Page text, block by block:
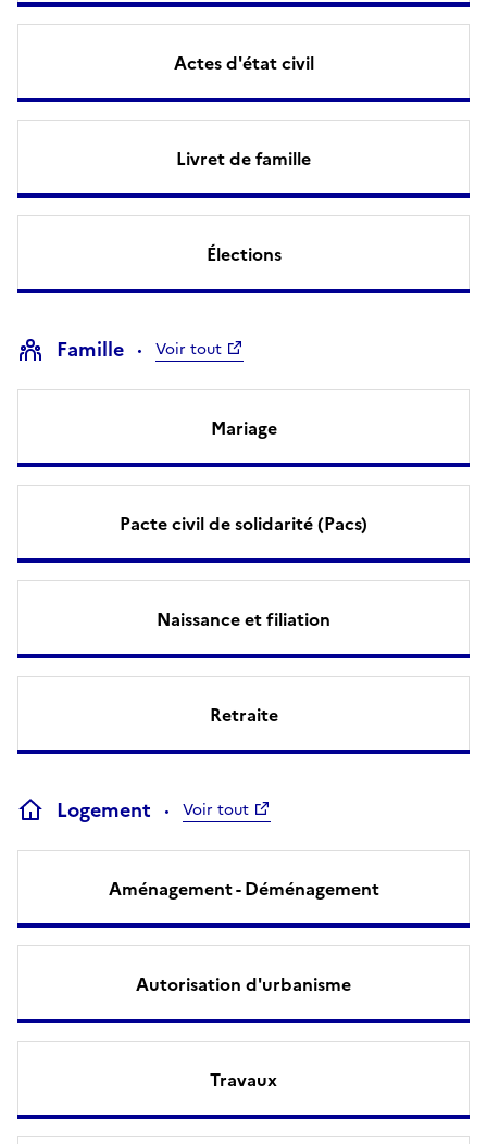
Actes d'état civil
Livret de famille
Élections
Famille Voir tout
Mariage
Pacte civil de solidarité (Pacs)
Naissance et filiation
Retraite
Logement Voir tout
Aménagement - Déménagement
Autorisation d'urbanisme
Travaux